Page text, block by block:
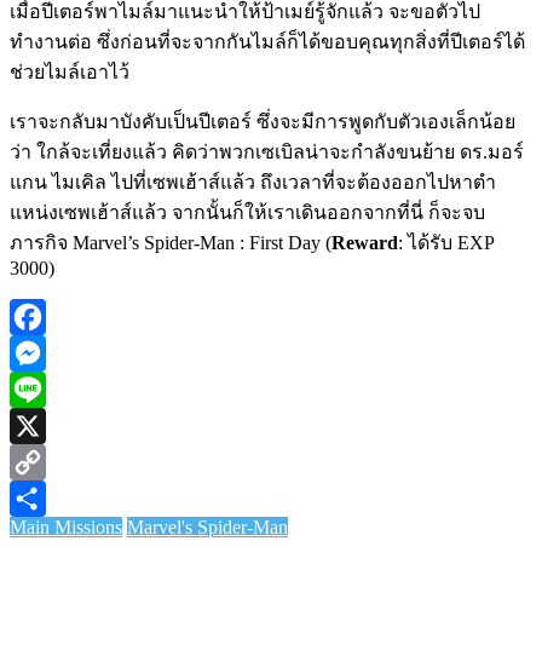
เมื่อปีเตอร์พาไมล์มาแนะนำให้ป้าเมย์รู้จักแล้ว จะขอตัวไป
ทำงานต่อ ซึ่งก่อนที่จะจากกันไมล์ก็ได้ขอบคุณทุกสิ่งที่ปีเตอร์ได้
ช่วยไมล์เอาไว้
เราจะกลับมาบังคับเป็นปีเตอร์ ซึ่งจะมีการพูดกับตัวเองเล็กน้อย
ว่า ใกล้จะเที่ยงแล้ว คิดว่าพวกเซเบิลน่าจะกำลังขนย้าย ดร.มอร์
แกน ไมเคิล ไปที่เซพเฮ้าส์แล้ว ถึงเวลาที่จะต้องออกไปหาตำ
แหน่งเซพเฮ้าส์แล้ว จากนั้นก็ให้เราเดินออกจากที่นี่ ก็จะจบ
ภารกิจ Marvel’s Spider-Man : First Day (Reward: ได้รับ EXP
3000)
Facebook
Messenger
Line
X
Copy
Link
Share
Main Missions Marvel's Spider-Man